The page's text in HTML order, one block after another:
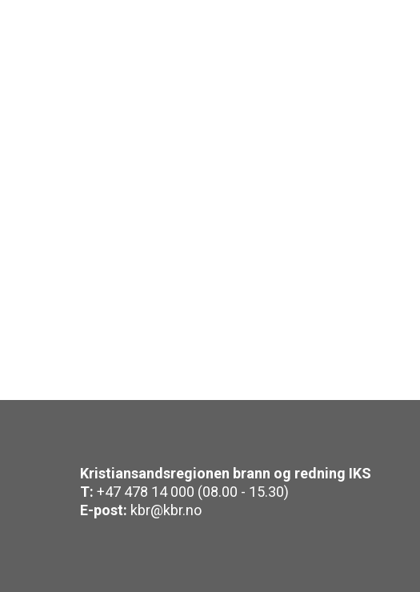
Kristiansandsregionen brann og redning IKS
T: +47 478 14 000 (08.00 - 15.30)
E-post: kbr@kbr.no